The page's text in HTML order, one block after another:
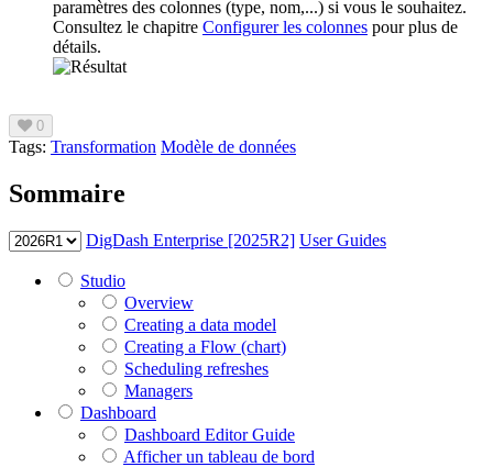
paramètres des colonnes (type, nom,...) si vous le souhaitez.
Consultez le chapitre Configurer les colonnes pour plus de
détails.
0
Tags: Transformation Modèle de données
Sommaire
DigDash Enterprise [2025R2] User Guides
Studio
Overview
Creating a data model
Creating a Flow (chart)
Scheduling refreshes
Managers
Dashboard
Dashboard Editor Guide
Afficher un tableau de bord